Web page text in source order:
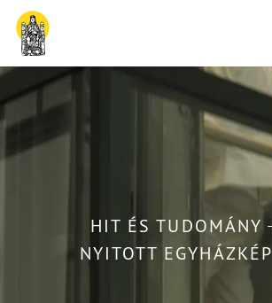
Ugrás a tartalomra
HIT ÉS TUDOMÁNY
NYITOTT EGYHÁZKÉP